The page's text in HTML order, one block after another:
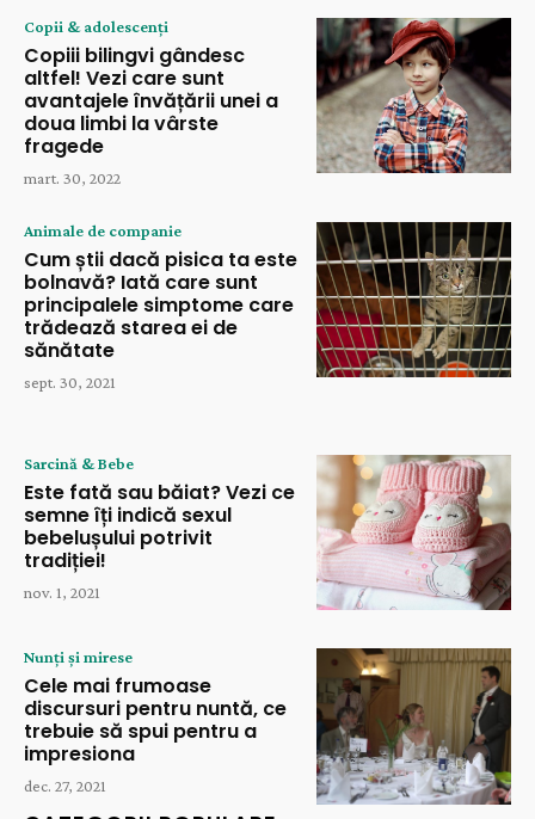
Copii & adolescenți
Copiii bilingvi gândesc
altfel! Vezi care sunt
avantajele învățării unei a
doua limbi la vârste
fragede
mart. 30, 2022
Animale de companie
Cum știi dacă pisica ta este
bolnavă? Iată care sunt
principalele simptome care
trădează starea ei de
sănătate
sept. 30, 2021
Sarcină & Bebe
Este fată sau băiat? Vezi ce
semne îți indică sexul
bebelușului potrivit
tradiției!
nov. 1, 2021
Nunți și mirese
Cele mai frumoase
discursuri pentru nuntă, ce
trebuie să spui pentru a
impresiona
dec. 27, 2021